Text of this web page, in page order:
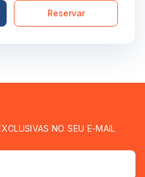
Reservar
NO SEU E-MAIL